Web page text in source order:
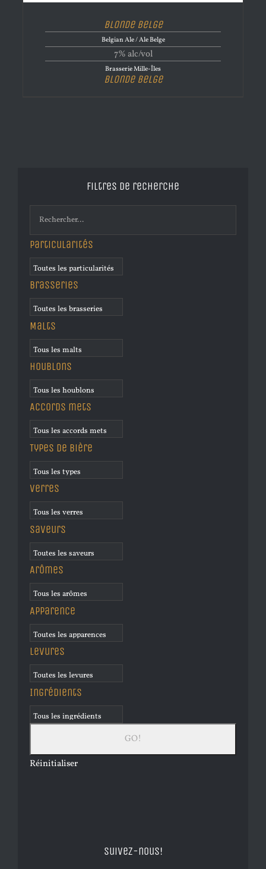
Blonde Belge
Belgian Ale / Ale Belge
7% alc/vol
Brasserie Mille-Îles
Blonde Belge
Filtres de recherche
Particularités
Brasseries
Malts
Houblons
Accords mets
Types de bière
Verres
Saveurs
Arômes
Apparence
Levures
Ingrédients
Réinitialiser
Suivez-nous!